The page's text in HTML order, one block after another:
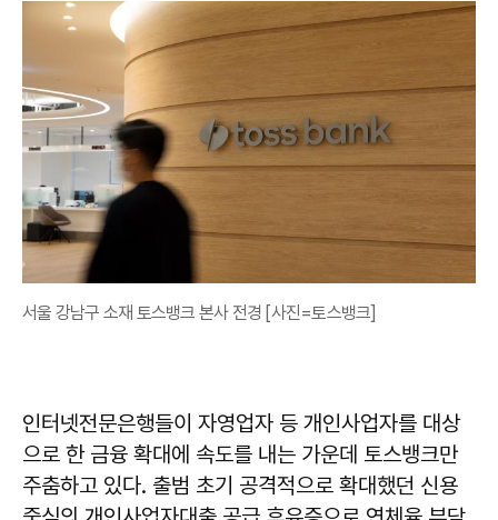
서울 강남구 소재 토스뱅크 본사 전경 [사진=토스뱅크]
인터넷전문은행들이 자영업자 등 개인사업자를 대상
으로 한 금융 확대에 속도를 내는 가운데 토스뱅크만
주춤하고 있다. 출범 초기 공격적으로 확대했던 신용